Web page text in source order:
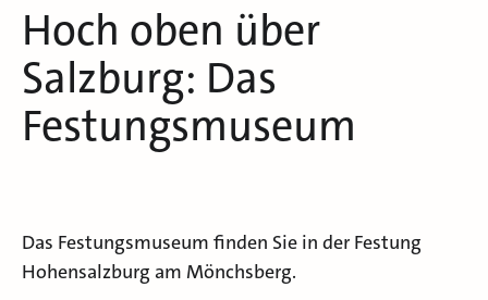
Hoch oben über
Salzburg: Das
Festungsmuseum
Das Festungsmuseum finden Sie in der Festung
Hohensalzburg am Mönchsberg.